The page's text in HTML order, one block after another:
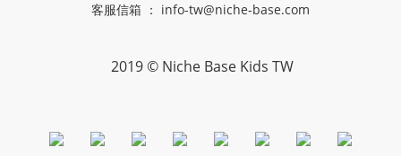
客服信箱 ： info-tw@niche-base.com
2019 © Niche Base Kids TW